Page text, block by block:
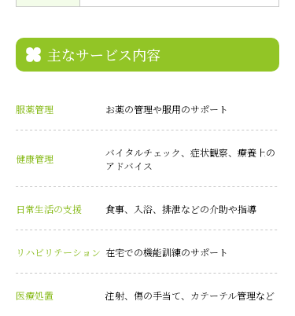
主なサービス内容
服薬管理 お薬の管理や服用のサポート
健康管理
バイタルチェック、症状観察、療養上の
アドバイス
日常生活の支援 食事、入浴、排泄などの介助や指導
リハビリテーション 在宅での機能訓練のサポート
医療処置 注射、傷の手当て、カテーテル管理など